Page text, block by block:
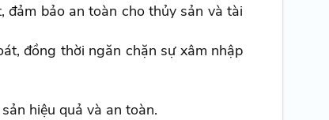
đảm bảo an toàn cho thủy sản và tài
đồng thời ngăn chặn sự xâm nhập
hiệu quả và an toàn.